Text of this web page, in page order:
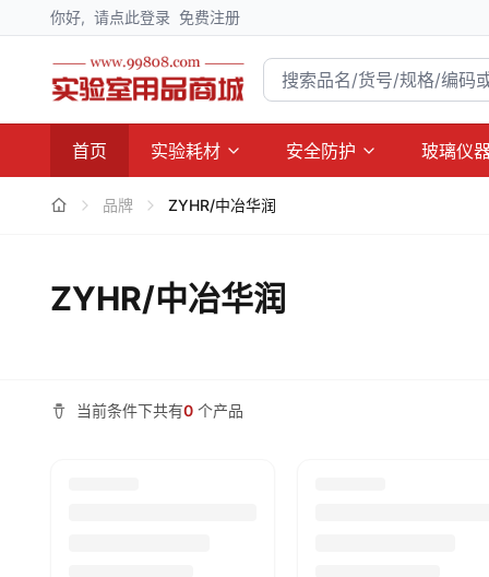
你好, 请点此登录 免费注册
首页 实验耗材 安全防护 玻璃仪
品牌 ZYHR/中冶华润
ZYHR/中冶华润
当前条件下共有0 个产品